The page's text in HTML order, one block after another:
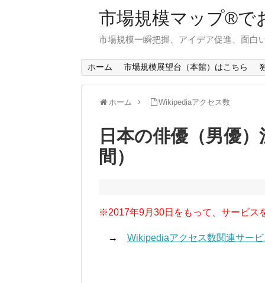
市場規模マップ®で
市場規模一瞬把握、アイデア促進、面白
ホーム 市場規模展望台（本館）はこちら
ホーム Wikipediaアクセス数
日本の俳優（男優
間）
※2017年9月30日をもって、サービス
→ Wikipediaアクセス数関連サー